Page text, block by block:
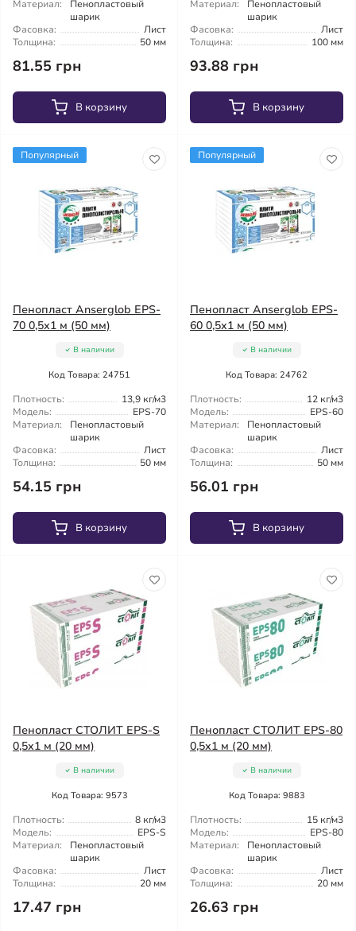
Материал:
Пенопластовый
шарик
Фасовка:
Лист
Толщина:
50 мм
81.55 грн
В корзину
Материал:
Пенопластовый
шарик
Фасовка:
Лист
Толщина:
100 мм
93.88 грн
В корзину
Популярный
Пенопласт Anserglob EPS-
70 0,5х1 м (50 мм)
В наличии
Код Товара: 24751
Плотность:
13,9 кг/м3
Модель:
EPS-70
Материал:
Пенопластовый
шарик
Фасовка:
Лист
Толщина:
50 мм
54.15 грн
В корзину
Популярный
Пенопласт Anserglob EPS-
60 0,5х1 м (50 мм)
В наличии
Код Товара: 24762
Плотность:
12 кг/м3
Модель:
EPS-60
Материал:
Пенопластовый
шарик
Фасовка:
Лист
Толщина:
50 мм
56.01 грн
В корзину
Пенопласт СТОЛИТ EPS-S
0,5х1 м (20 мм)
В наличии
Код Товара: 9573
Плотность:
8 кг/м3
Модель:
EPS-S
Материал:
Пенопластовый
шарик
Фасовка:
Лист
Толщина:
20 мм
17.47 грн
Пенопласт СТОЛИТ EPS-80
0,5х1 м (20 мм)
В наличии
Код Товара: 9883
Плотность:
15 кг/м3
Модель:
EPS-80
Материал:
Пенопластовый
шарик
Фасовка:
Лист
Толщина:
20 мм
26.63 грн